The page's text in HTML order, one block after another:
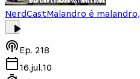
NerdCastMalandro é
Ep. 218
16.jul.10